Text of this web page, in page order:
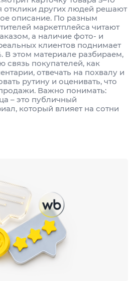
отклики других людей решают
описание. По разным
маркетплейса читают
а наличие фото- и
клиентов поднимает
В этом материале разбираем,
связь покупателей, как
отвечать на похвалу и
рутину и оценивать, что
Важно понимать:
– это публичный
который влияет на сотни